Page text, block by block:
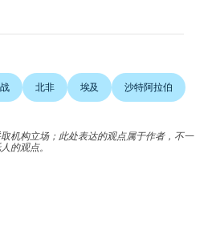
北非 埃及 沙特阿拉伯
机构立场；此处表达的观点属于作者，不一
的观点。